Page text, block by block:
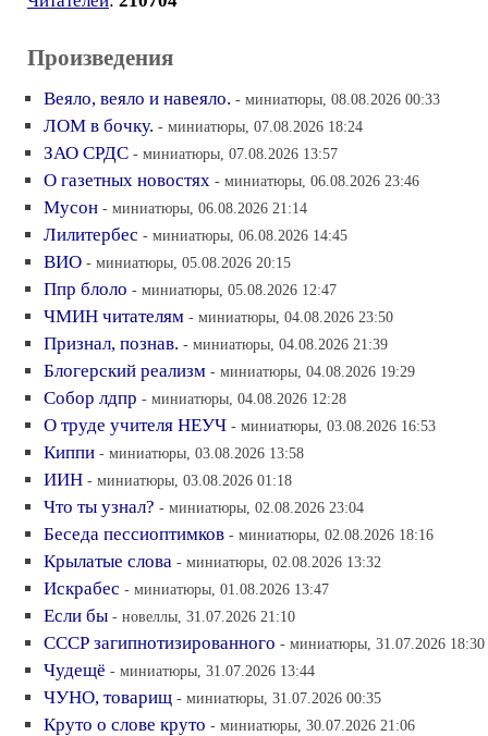
Произведения
Веяло, веяло и навеяло. - миниатюры, 08.08.2026 00:33
ЛОМ в бочку. - миниатюры, 07.08.2026 18:24
ЗАО СРДС - миниатюры, 07.08.2026 13:57
О газетных новостях - миниатюры, 06.08.2026 23:46
Мусон - миниатюры, 06.08.2026 21:14
Лилитербес - миниатюры, 06.08.2026 14:45
ВИО - миниатюры, 05.08.2026 20:15
Ппр блоло - миниатюры, 05.08.2026 12:47
ЧМИН читателям - миниатюры, 04.08.2026 23:50
Признал, познав. - миниатюры, 04.08.2026 21:39
Блогерский реализм - миниатюры, 04.08.2026 19:29
Собор лдпр - миниатюры, 04.08.2026 12:28
О труде учителя НЕУЧ - миниатюры, 03.08.2026 16:53
Киппи - миниатюры, 03.08.2026 13:58
ИИН - миниатюры, 03.08.2026 01:18
Что ты узнал? - миниатюры, 02.08.2026 23:04
Беседа пессиоптимков - миниатюры, 02.08.2026 18:16
Крылатые слова - миниатюры, 02.08.2026 13:32
Искрабес - миниатюры, 01.08.2026 13:47
Если бы - новеллы, 31.07.2026 21:10
СССР загипнотизированного - миниатюры, 31.07.2026 18:30
Чудещё - миниатюры, 31.07.2026 13:44
ЧУНО, товарищ - миниатюры, 31.07.2026 00:35
Круто о слове круто - миниатюры, 30.07.2026 21:06